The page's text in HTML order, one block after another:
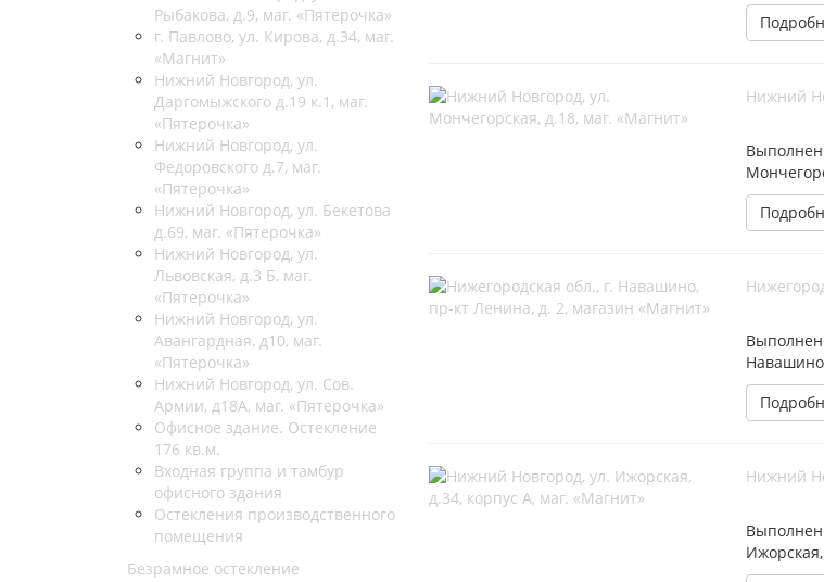
Рыбакова, д.9, маг. «Пятерочка»
г. Павлово, ул. Кирова, д.34, маг.
«Магнит»
Нижний Новгород, ул.
Даргомыжского д.19 к.1, маг.
«Пятерочка»
Нижний Новгород, ул.
Федоровского д.7, маг.
«Пятерочка»
Нижний Новгород, ул. Бекетова
д.69, маг. «Пятерочка»
Нижний Новгород, ул.
Львовская, д.3 Б, маг.
«Пятерочка»
Нижний Новгород, ул.
Авангардная, д10, маг.
«Пятерочка»
Нижний Новгород, ул. Сов.
Армии, д18А, маг. «Пятерочка»
Офисное здание. Остекление
176 кв.м.
Входная группа и тамбур
офисного здания
Остекления производственного
помещения
Безрамное остекление
Нижний
Нижний